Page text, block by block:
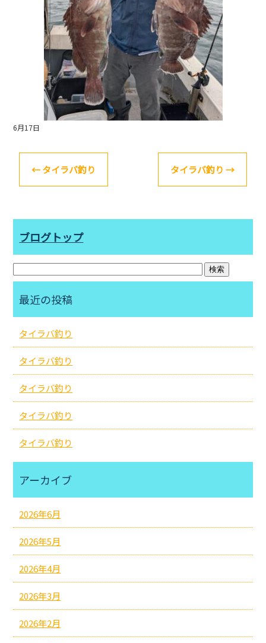
6月17日
←タイラバ釣り タイラバ釣り →
ブログトップ
最近の投稿
タイラバ釣り
タイラバ釣り
タイラバ釣り
タイラバ釣り
タイラバ釣り
アーカイブ
2026年6月
2026年5月
2026年4月
2026年3月
2026年2月